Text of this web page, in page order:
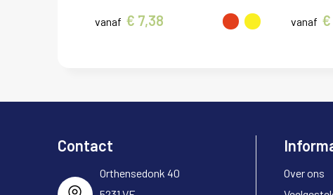
vanaf € 7,38 vanaf €
Contact
Orthensedonk 40
Over ons